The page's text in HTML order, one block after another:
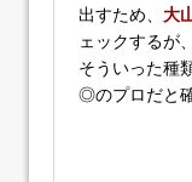
出すため、 大
ェックするが
そういった種
◎のプロだと